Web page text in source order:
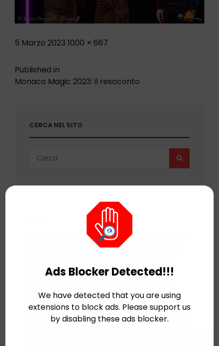
Posted
5 Marzo 2023 Full
1000 × 667
Navigazione
articoli
Published in
Monaco Magic 2023: il resoconto
CERCA NEL SITO
for:
Albissola Marina (SV)
Cinema
Cinema d'animazione
Disney
Dylan Dog
Fantascienza
Festival
Festival di Sitges Fiere
Ads Blocker Detected!!!
We have detected that you are using
extensions to block ads. Please support us
by disabling these ads blocker.